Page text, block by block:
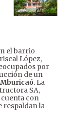
el barrio
López,
por
de un
. La
SA,
con
respaldan la